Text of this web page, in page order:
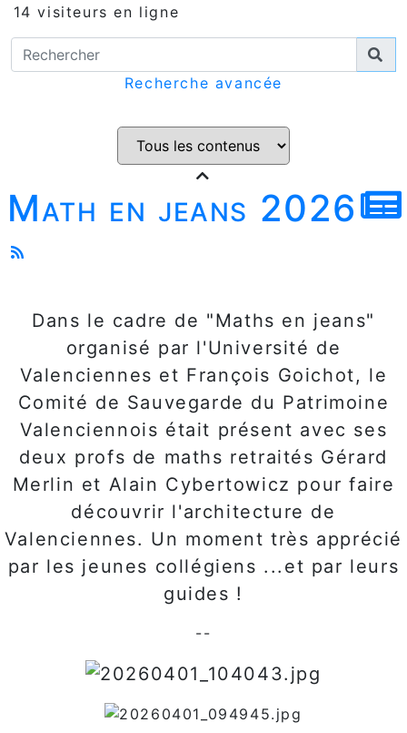
14 visiteurs en ligne
Recherche avancée
Math en jeans 2026
Dans le cadre de "Maths en jeans"
organisé par l'Université de
Valenciennes et François Goichot, le
Comité de Sauvegarde du Patrimoine
Valenciennois était présent avec ses
deux profs de maths retraités Gérard
Merlin et Alain Cybertowicz pour faire
découvrir l'architecture de
Valenciennes. Un moment très apprécié
par les jeunes collégiens ...et par leurs
guides !
--